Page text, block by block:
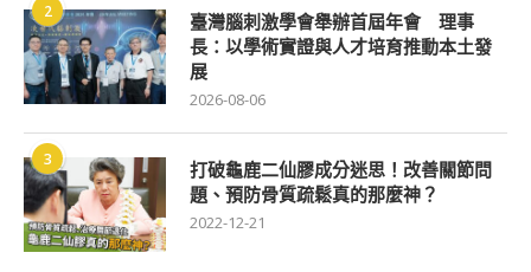
2
臺灣腦刺激學會舉辦首屆年會 理事
長：以學術實證與人才培育推動本土發
展
2026-08-06
3
打破龜鹿二仙膠成分迷思！改善關節問
題、預防骨質疏鬆真的那麼神？
2022-12-21